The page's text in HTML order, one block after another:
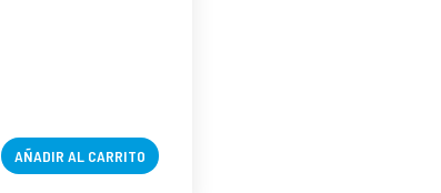
AÑADIR AL CARRITO